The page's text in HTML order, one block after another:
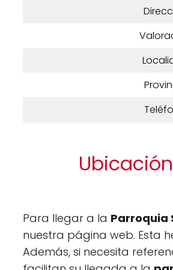
Para llegar a la Parroquia
nuestra página web. Esta
Además, si necesita